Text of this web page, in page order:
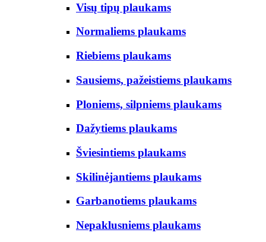
Visų tipų plaukams
Normaliems plaukams
Riebiems plaukams
Sausiems, pažeistiems plaukams
Ploniems, silpniems plaukams
Dažytiems plaukams
Šviesintiems plaukams
Skilinėjantiems plaukams
Garbanotiems plaukams
Nepaklusniems plaukams